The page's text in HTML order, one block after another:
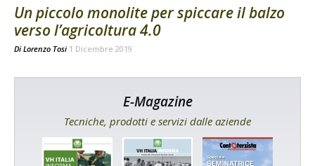
Un piccolo monolite per spiccare il balzo
verso l’agricoltura 4.0
Di Lorenzo Tosi 1 Dicembre 2019
E-Magazine
Tecniche, prodotti e servizi dalle aziende